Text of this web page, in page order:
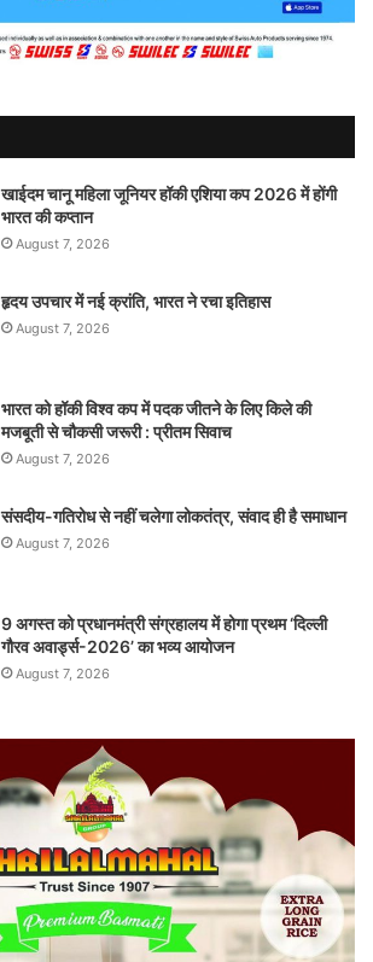
खाईदम चानू महिला जूनियर हॉकी एशिया कप 2026 में होंगी
भारत की कप्तान
August 7, 2026
हृदय उपचार में नई क्रांति, भारत ने रचा इतिहास
August 7, 2026
भारत को हॉकी विश्व कप में पदक जीतने के लिए किले की
मजबूती से चौकसी जरूरी : प्रीतम सिवाच
August 7, 2026
संसदीय-गतिरोध से नहीं चलेगा लोकतंत्र, संवाद ही है समाधान
August 7, 2026
9 अगस्त को प्रधानमंत्री संग्रहालय में होगा प्रथम ‘दिल्ली
गौरव अवार्ड्स-2026’ का भव्य आयोजन
August 7, 2026